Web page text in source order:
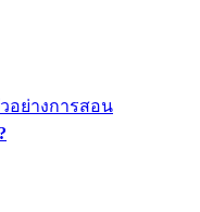
อย่างการสอน